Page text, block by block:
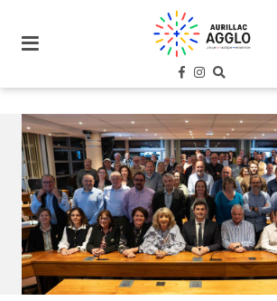
site
menu
aller au
contenu